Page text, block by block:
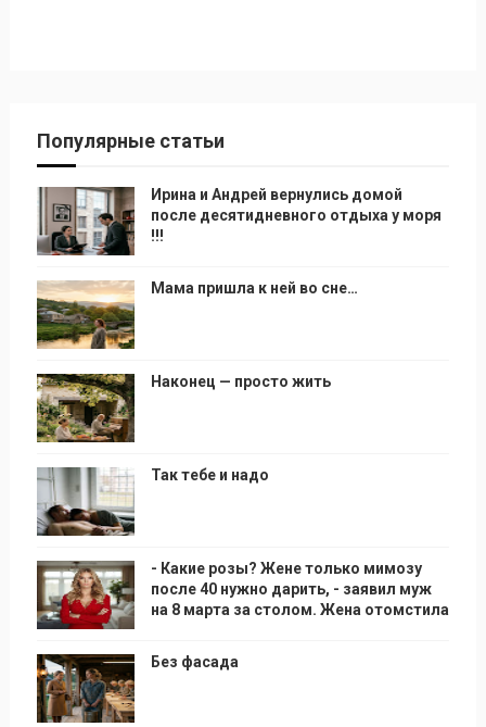
Популярные статьи
Ирина и Андрей вернулись домой
после десятидневного отдыха у моря
!!!
Мама пришла к ней во сне…
Наконец — просто жить
Так тебе и надо
- Какие розы? Жене только мимозу
после 40 нужно дарить, - заявил муж
на 8 марта за столом. Жена отомстила
Без фасада